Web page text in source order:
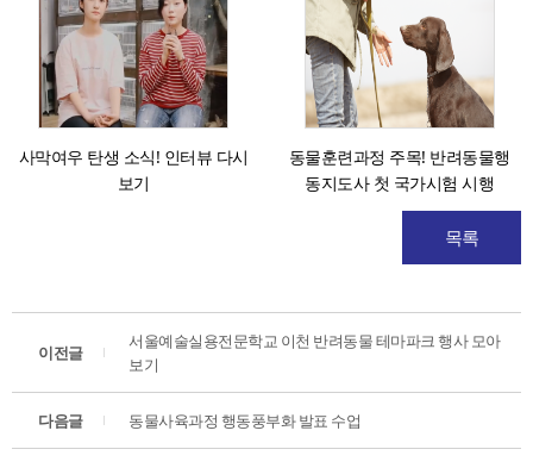
사막여우 탄생 소식! 인터뷰 다시
보기
동물훈련과정 주목! 반려동물행
동지도사 첫 국가시험 시행
목록
이전글
서울예술실용전문학교 이천 반려동물 테마파크 행사 모아
보기
다음글 동물사육과정 행동풍부화 발표 수업